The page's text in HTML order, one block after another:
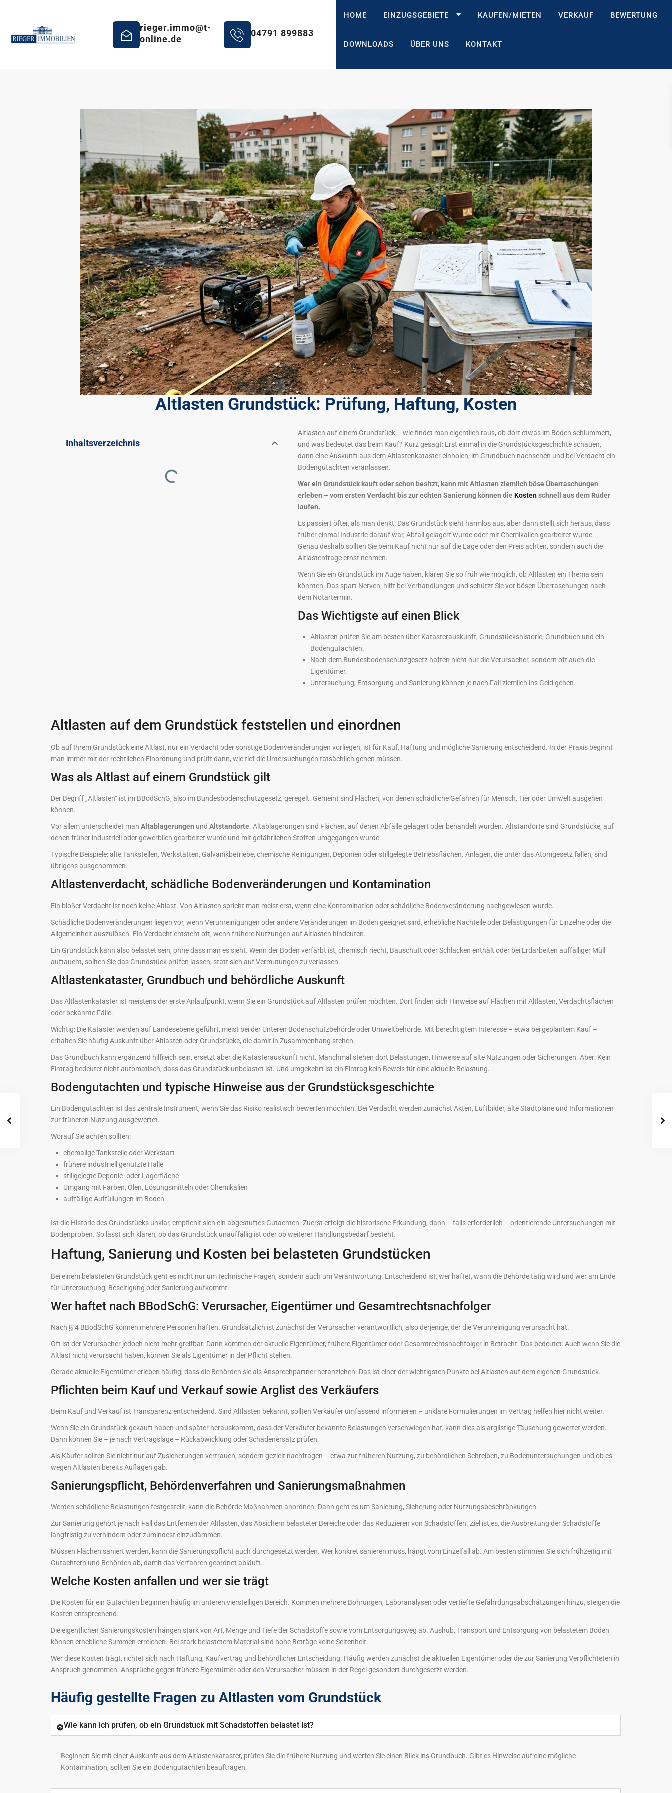
04791 899883
rieger.immo@t-
online.de
HOME EINZUGSGEBIETE KAUFEN/MIETEN VERKAUF BEWERTUNG
DOWNLOADS ÜBER UNS KONTAKT
Altlasten Grundstück: Prüfung, Haftung, Kosten
Inhaltsverzeichnis
Altlasten auf einem Grundstück – wie findet man eigentlich raus, ob dort etwas im Boden schlummert,
und was bedeutet das beim Kauf? Kurz gesagt: Erst einmal in die Grundstücksgeschichte schauen,
dann eine Auskunft aus dem Altlastenkataster einholen, im Grundbuch nachsehen und bei Verdacht ein
Bodengutachten veranlassen.
Wer ein Grundstück kauft oder schon besitzt, kann mit Altlasten ziemlich böse Überraschungen
erleben – vom ersten Verdacht bis zur echten Sanierung können dieKostenschnell aus dem Ruder
laufen.
Es passiert öfter, als man denkt: Das Grundstück sieht harmlos aus, aber dann stellt sich heraus, dass
früher einmal Industrie darauf war, Abfall gelagert wurde oder mit Chemikalien gearbeitet wurde.
Genau deshalb sollten Sie beim Kauf nicht nur auf die Lage oder den Preis achten, sondern auch die
Altlastenfrage ernst nehmen.
Wenn Sie ein Grundstück im Auge haben, klären Sie so früh wie möglich, ob Altlasten ein Thema sein
könnten. Das spart Nerven, hilft bei Verhandlungen und schützt Sie vor bösen Überraschungen nach
dem Notartermin.
Das Wichtigste auf einen Blick
Altlasten prüfen Sie am besten über Katasterauskunft, Grundstückshistorie, Grundbuch und ein
Bodengutachten.
Nach dem Bundesbodenschutzgesetz haften nicht nur die Verursacher, sondern oft auch die
Eigentümer.
Untersuchung, Entsorgung und Sanierung können je nach Fall ziemlich ins Geld gehen.
Altlasten auf dem Grundstück feststellen und einordnen
Ob auf Ihrem Grundstück eine Altlast, nur ein Verdacht oder sonstige Bodenveränderungen vorliegen, ist für Kauf, Haftung und mögliche Sanierung entscheidend. In der Praxis beginnt
man immer mit der rechtlichen Einordnung und prüft dann, wie tief die Untersuchungen tatsächlich gehen müssen.
Was als Altlast auf einem Grundstück gilt
Der Begriff „Altlasten“ ist im BBodSchG, also im Bundesbodenschutzgesetz, geregelt. Gemeint sind Flächen, von denen schädliche Gefahren für Mensch, Tier oder Umwelt ausgehen
können.
Vor allem unterscheidet man Altablagerungen und Altstandorte. Altablagerungen sind Flächen, auf denen Abfälle gelagert oder behandelt wurden. Altstandorte sind Grundstücke, auf
denen früher industriell oder gewerblich gearbeitet wurde und mit gefährlichen Stoffen umgegangen wurde.
Typische Beispiele: alte Tankstellen, Werkstätten, Galvanikbetriebe, chemische Reinigungen, Deponien oder stillgelegte Betriebsflächen. Anlagen, die unter das Atomgesetz fallen, sind
übrigens ausgenommen.
Altlastenverdacht, schädliche Bodenveränderungen und Kontamination
Ein bloßer Verdacht ist noch keine Altlast. Von Altlasten spricht man meist erst, wenn eine Kontamination oder schädliche Bodenveränderung nachgewiesen wurde.
Schädliche Bodenveränderungen liegen vor, wenn Verunreinigungen oder andere Veränderungen im Boden geeignet sind, erhebliche Nachteile oder Belästigungen für Einzelne oder die
Allgemeinheit auszulösen. Ein Verdacht entsteht oft, wenn frühere Nutzungen auf Altlasten hindeuten.
Ein Grundstück kann also belastet sein, ohne dass man es sieht. Wenn der Boden verfärbt ist, chemisch riecht, Bauschutt oder Schlacken enthält oder bei Erdarbeiten auffälliger Müll
auftaucht, sollten Sie das Grundstück prüfen lassen, statt sich auf Vermutungen zu verlassen.
Altlastenkataster, Grundbuch und behördliche Auskunft
Das Altlastenkataster ist meistens der erste Anlaufpunkt, wenn Sie ein Grundstück auf Altlasten prüfen möchten. Dort finden sich Hinweise auf Flächen mit Altlasten, Verdachtsflächen
oder bekannte Fälle.
Wichtig: Die Kataster werden auf Landesebene geführt, meist bei der Unteren Bodenschutzbehörde oder Umweltbehörde. Mit berechtigtem Interesse – etwa bei geplantem Kauf –
erhalten Sie häufig Auskunft über Altlasten oder Grundstücke, die damit in Zusammenhang stehen.
Das Grundbuch kann ergänzend hilfreich sein, ersetzt aber die Katasterauskunft nicht. Manchmal stehen dort Belastungen, Hinweise auf alte Nutzungen oder Sicherungen. Aber: Kein
Eintrag bedeutet nicht automatisch, dass das Grundstück unbelastet ist. Und umgekehrt ist ein Eintrag kein Beweis für eine aktuelle Belastung.
Bodengutachten und typische Hinweise aus der Grundstücksgeschichte
Ein Bodengutachten ist das zentrale Instrument, wenn Sie das Risiko realistisch bewerten möchten. Bei Verdacht werden zunächst Akten, Luftbilder, alte Stadtpläne und Informationen
zur früheren Nutzung ausgewertet.
Worauf Sie achten sollten:
ehemalige Tankstelle oder Werkstatt
frühere industriell genutzte Halle
stillgelegte Deponie- oder Lagerfläche
Umgang mit Farben, Ölen, Lösungsmitteln oder Chemikalien
auffällige Auffüllungen im Boden
Ist die Historie des Grundstücks unklar, empfiehlt sich ein abgestuftes Gutachten. Zuerst erfolgt die historische Erkundung, dann – falls erforderlich – orientierende Untersuchungen mit
Bodenproben. So lässt sich klären, ob das Grundstück unauffällig ist oder ob weiterer Handlungsbedarf besteht.
Haftung, Sanierung und Kosten bei belasteten Grundstücken
Bei einem belasteten Grundstück geht es nicht nur um technische Fragen, sondern auch um Verantwortung. Entscheidend ist, wer haftet, wann die Behörde tätig wird und wer am Ende
für Untersuchung, Beseitigung oder Sanierung aufkommt.
Wer haftet nach BBodSchG: Verursacher, Eigentümer und Gesamtrechtsnachfolger
Nach § 4 BBodSchG können mehrere Personen haften. Grundsätzlich ist zunächst der Verursacher verantwortlich, also derjenige, der die Verunreinigung verursacht hat.
Oft ist der Verursacher jedoch nicht mehr greifbar. Dann kommen der aktuelle Eigentümer, frühere Eigentümer oder Gesamtrechtsnachfolger in Betracht. Das bedeutet: Auch wenn Sie die
Altlast nicht verursacht haben, können Sie als Eigentümer in der Pflicht stehen.
Gerade aktuelle Eigentümer erleben häufig, dass die Behörden sie als Ansprechpartner heranziehen. Das ist einer der wichtigsten Punkte bei Altlasten auf dem eigenen Grundstück.
Pflichten beim Kauf und Verkauf sowie Arglist des Verkäufers
Beim Kauf und Verkauf ist Transparenz entscheidend. Sind Altlasten bekannt, sollten Verkäufer umfassend informieren – unklare Formulierungen im Vertrag helfen hier nicht weiter.
Wenn Sie ein Grundstück gekauft haben und später herauskommt, dass der Verkäufer bekannte Belastungen verschwiegen hat, kann dies als arglistige Täuschung gewertet werden.
Dann können Sie – je nach Vertragslage – Rückabwicklung oder Schadenersatz prüfen.
Als Käufer sollten Sie nicht nur auf Zusicherungen vertrauen, sondern gezielt nachfragen – etwa zur früheren Nutzung, zu behördlichen Schreiben, zu Bodenuntersuchungen und ob es
wegen Altlasten bereits Auflagen gab.
Sanierungspflicht, Behördenverfahren und Sanierungsmaßnahmen
Werden schädliche Belastungen festgestellt, kann die Behörde Maßnahmen anordnen. Dann geht es um Sanierung, Sicherung oder Nutzungsbeschränkungen.
Zur Sanierung gehört je nach Fall das Entfernen der Altlasten, das Absichern belasteter Bereiche oder das Reduzieren von Schadstoffen. Ziel ist es, die Ausbreitung der Schadstoffe
langfristig zu verhindern oder zumindest einzudämmen.
Müssen Flächen saniert werden, kann die Sanierungspflicht auch durchgesetzt werden. Wer konkret sanieren muss, hängt vom Einzelfall ab. Am besten stimmen Sie sich frühzeitig mit
Gutachtern und Behörden ab, damit das Verfahren geordnet abläuft.
Welche Kosten anfallen und wer sie trägt
Die Kosten für ein Gutachten beginnen häufig im unteren vierstelligen Bereich. Kommen mehrere Bohrungen, Laboranalysen oder vertiefte Gefährdungsabschätzungen hinzu, steigen die
Kosten entsprechend.
Die eigentlichen Sanierungskosten hängen stark von Art, Menge und Tiefe der Schadstoffe sowie vom Entsorgungsweg ab. Aushub, Transport und Entsorgung von belastetem Boden
können erhebliche Summen erreichen. Bei stark belastetem Material sind hohe Beträge keine Seltenheit.
Wer diese Kosten trägt, richtet sich nach Haftung, Kaufvertrag und behördlicher Entscheidung. Häufig werden zunächst die aktuellen Eigentümer oder die zur Sanierung Verpflichteten in
Anspruch genommen. Ansprüche gegen frühere Eigentümer oder den Verursacher müssen in der Regel gesondert durchgesetzt werden.
Häufig gestellte Fragen zu Altlasten vom Grundstück
Wie kann ich prüfen, ob ein Grundstück mit Schadstoffen belastet ist?
Beginnen Sie mit einer Auskunft aus dem Altlastenkataster, prüfen Sie die frühere Nutzung und werfen Sie einen Blick ins Grundbuch. Gibt es Hinweise auf eine mögliche
Kontamination, sollten Sie ein Bodengutachten beauftragen.